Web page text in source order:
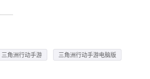
三角洲行动手游
三角洲行动手游电脑版